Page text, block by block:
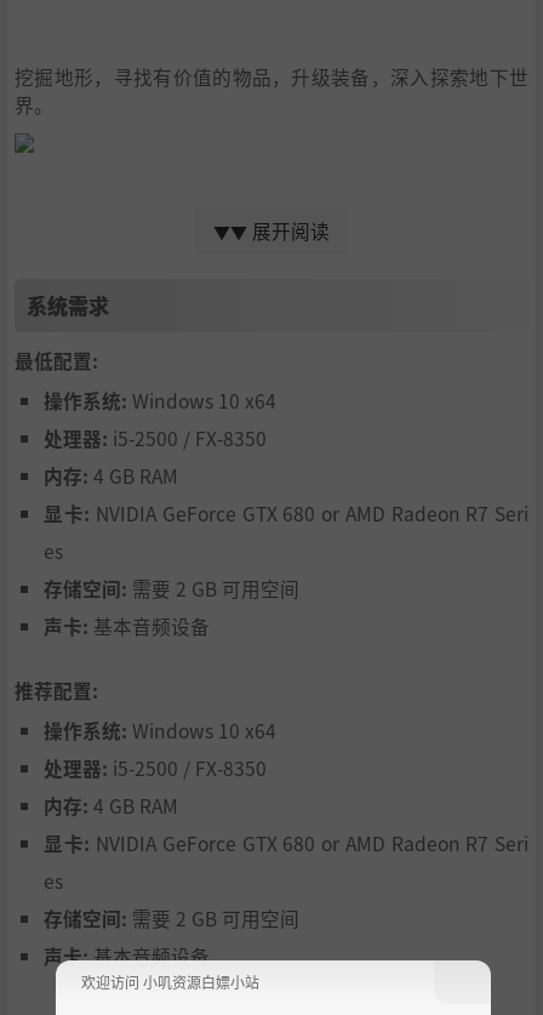
挖掘地形，寻找有价值的物品，升级装备，深入探索地下世
界。
与顾客讨价还价，争取最好的交易价格。
有些顾客会提供独特的任务并给予特别奖励。完成任务可获
得额外收入，并揭开他们的故事。
▼▼ 展开阅读
系统需求
最低配置:
操作系统: Windows 10 x64
处理器: i5-2500 / FX-8350
内存: 4 GB RAM
显卡: NVIDIA GeForce GTX 680 or AMD Radeon R7 Seri
es
存储空间: 需要 2 GB 可用空间
声卡: 基本音频设备
推荐配置:
操作系统: Windows 10 x64
处理器: i5-2500 / FX-8350
内存: 4 GB RAM
显卡: NVIDIA GeForce GTX 680 or AMD Radeon R7 Seri
es
存储空间: 需要 2 GB 可用空间
声卡:基本音频设备
欢迎访问 小叽资源白嫖小站